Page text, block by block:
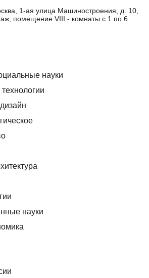
1-ая улица Машиностроения, д. 10,
помещение VIII - комнаты с 1 по 6
науки
науки